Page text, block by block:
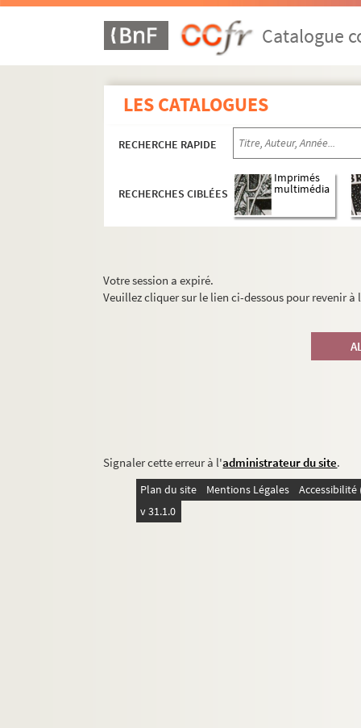
Catalogue
LES CATALOGUES
RECHERCHE RAPIDE
RECHERCHES CIBLÉES
Imprimés
multimédia
Votre session a expiré.
Veuillez cliquer sur le lien ci-dessous pour revenir
Signaler cette erreur à l'administrateur du site.
Plan du site Mentions Légales
v 31.1.0